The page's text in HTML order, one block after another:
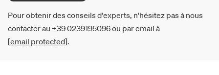
Pour obtenir des conseils d'experts, n'hésitez pas à nous
contacter au +39 0239195096 ou par email à
[email protected].